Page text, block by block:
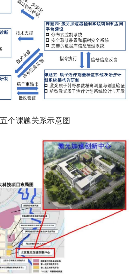
五个课题关系示意图